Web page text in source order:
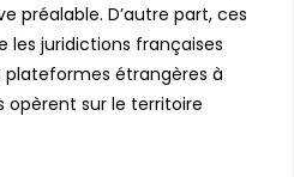
préalable. D’autre part, ces
les juridictions françaises
étrangères à
opèrent sur le territoire